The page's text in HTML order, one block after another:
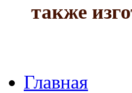
также
Главная